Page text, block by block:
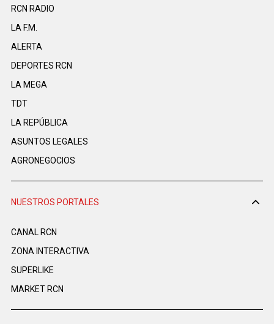
RCN RADIO
LA F.M.
ALERTA
DEPORTES RCN
LA MEGA
TDT
LA REPÚBLICA
ASUNTOS LEGALES
AGRONEGOCIOS
NUESTROS PORTALES
CANAL RCN
ZONA INTERACTIVA
SUPERLIKE
MARKET RCN